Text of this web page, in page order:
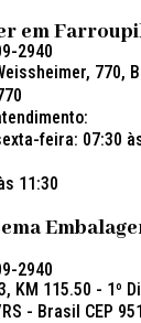
em
2940
770,
feira: 07:30
11:30
2940
KM 115.50 - 1º
- Brasil CEP